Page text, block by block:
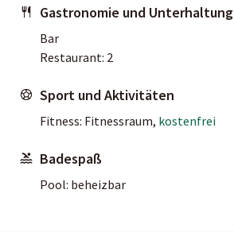
Gastronomie und Unterhaltung
Bar
Restaurant: 2
Sport und Aktivitäten
Fitness: Fitnessraum, kostenfrei
Badespaß
Pool: beheizbar